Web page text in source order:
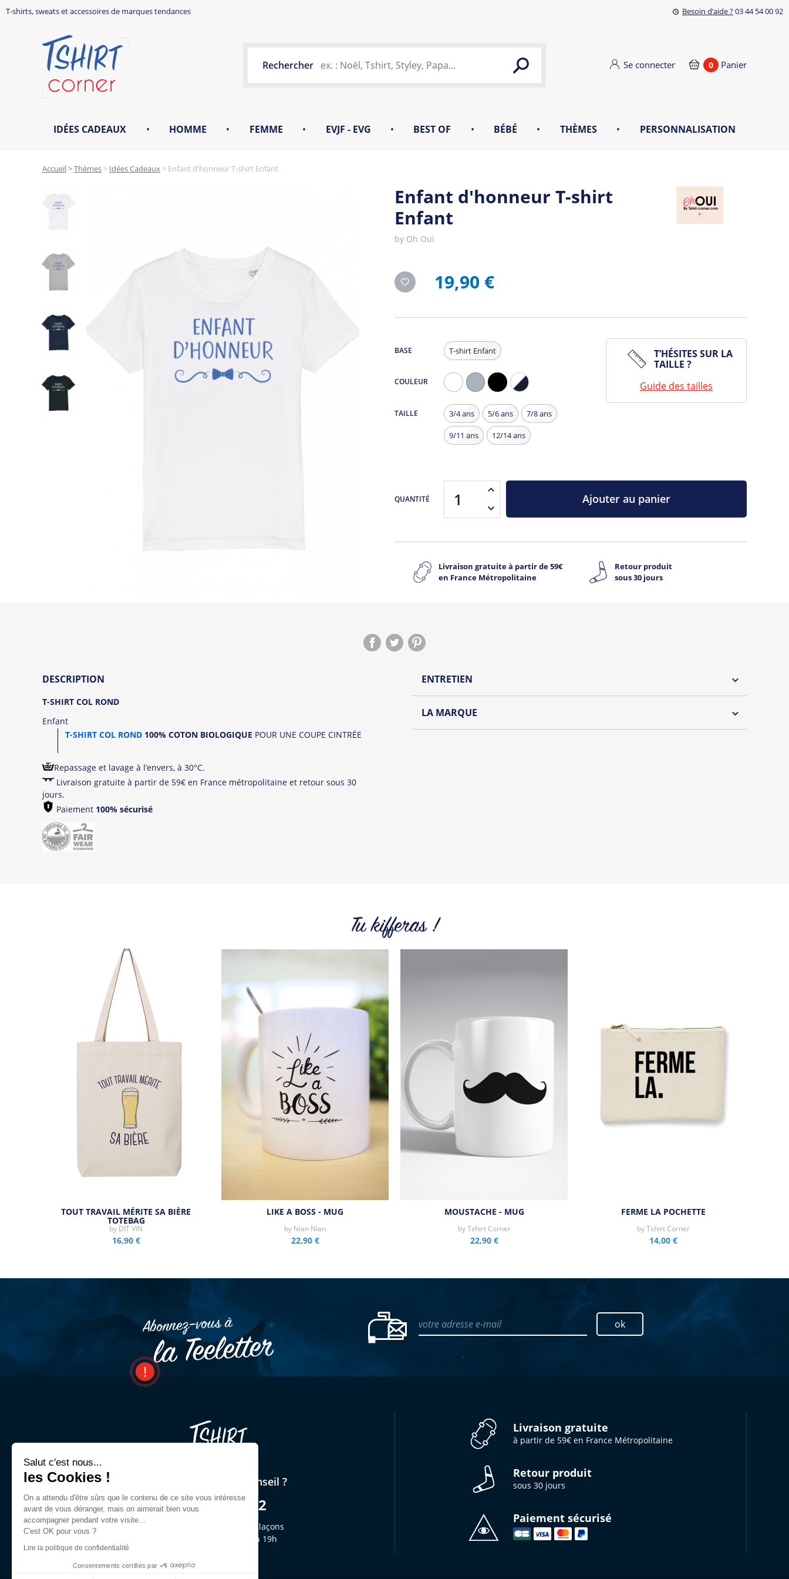
T-shirts, sweats et accessoires de marques tendances Besoin d’aide ?03 44 54 00 92
Rechercher Se connecter 0 Panier
IDÉES CADEAUX • HOMME • FEMME • EVJF - EVG • BEST OF • BÉBÉ • THÈMES • PERSONNALISATION
Accueil>Thèmes > Idées Cadeaux > Enfant d'honneur T-shirt Enfant
Enfant d'honneur T-shirt
Enfant
by Oh Oui
19,90 €
BASE T-shirt Enfant
COULEUR
Chiné
TAILLE 3/4 ans 5/6 ans 7/8 ans
9/11 ans 12/14 ans
T’HÉSITES SUR LA
TAILLE ?
Guide des tailles
QUANTITÉ Ajouter au panier
Livraison gratuite à partir de 59€
en France Métropolitaine
Retour produit
sous 30 jours
DESCRIPTION
T-SHIRT COL ROND
Enfant
T-SHIRT COL ROND 100% COTON BIOLOGIQUE POUR UNE COUPE CINTRÉE
Repassage et lavage à l’envers, à 30°C.
Livraison gratuite à partir de 59€ en France métropolitaine et retour sous 30
jours.
Paiement 100% sécurisé
ENTRETIEN
LA MARQUE
Tu kifferas !
TOUT TRAVAIL MÉRITE SA BIÈRE
TOTEBAG
by DIT VIN
16,90 €
LIKE A BOSS - MUG
by Nian Nian
22,90 €
MOUSTACHE - MUG
byTshirt Corner
22,90 €
FERME LA POCHETTE
byTshirt Corner
14,00 €
Abonnez–vous à
la Teeletter
votre adresse e-mail ok
Une question ? Un conseil ?
03 44 54 00 92
Demandez Jeffrey ou des glaçons
du lun. au ven. de 9h30 à 19h
Livraison gratuite
à partir de 59€ en France Métropolitaine
Retour produit
sous 30 jours
Paiement sécurisé
Salut c'est nous...
les Cookies !
On a attendu d'être sûrs que le contenu de ce site vous intéresse
avant de vous déranger, mais on aimerait bien vous
accompagner pendant votre visite...
C'est OK pour vous ?
Lire la politique de confidentialité
Consentements certifiés par